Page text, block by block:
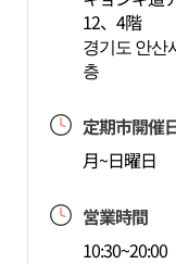
12、4階
경기도 안산
층
定期市開催
月~日曜日
営業時間
10:30~20:00